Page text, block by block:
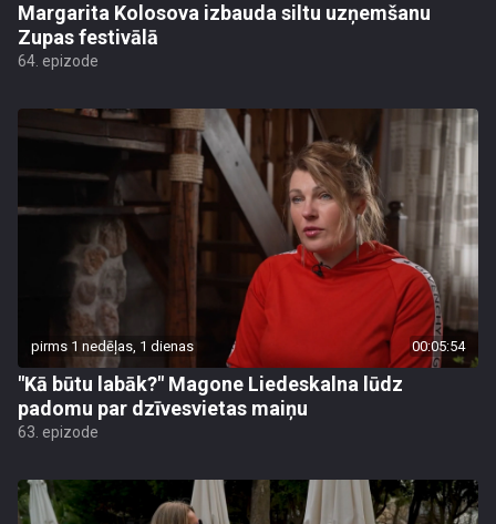
Margarita Kolosova izbauda siltu uzņemšanu
Zupas festivālā
64. epizode
pirms 1 nedēļas, 1 dienas 00:05:54
"Kā būtu labāk?" Magone Liedeskalna lūdz
padomu par dzīvesvietas maiņu
63. epizode